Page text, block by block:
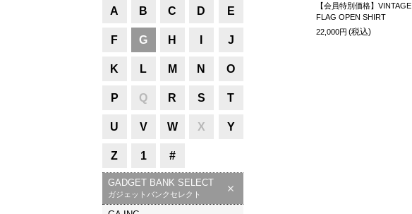
A B C D E
F G H J
K L M N O
P Q R S T
U V W X Y
Z 1 #
GADGET BANK SELECT
ガジェットバンクセレクト
【会員特別価格】VINTAGE
FLAG OPEN SHIRT
22,000円 (税込)